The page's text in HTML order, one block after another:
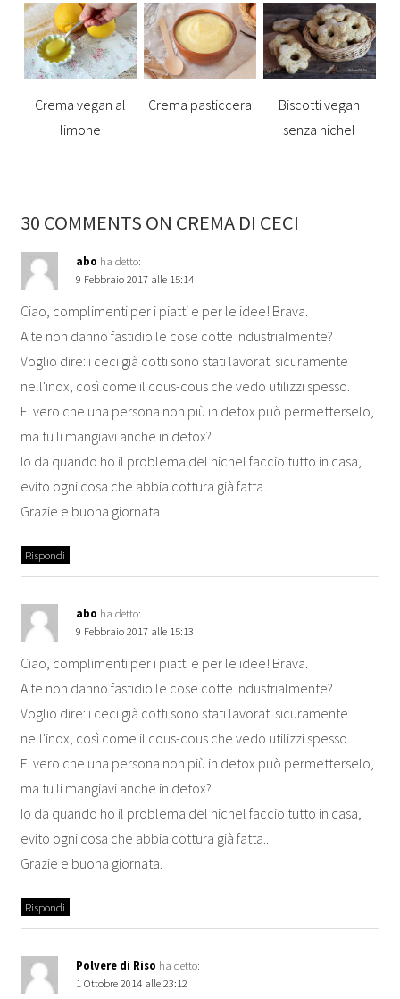
Crema vegan al
limone
Crema pasticcera
Biscotti vegan
senza nichel
30 COMMENTS ON CREMA DI CECI
abo ha detto:
9 Febbraio 2017 alle 15:14
Ciao, complimenti per i piatti e per le idee! Brava.
A te non danno fastidio le cose cotte industrialmente?
Voglio dire: i ceci già cotti sono stati lavorati sicuramente
nell'inox, così come il cous-cous che vedo utilizzi spesso.
E' vero che una persona non più in detox può permetterselo,
ma tu li mangiavi anche in detox?
Io da quando ho il problema del nichel faccio tutto in casa,
evito ogni cosa che abbia cottura già fatta..
Grazie e buona giornata.
Rispondi
abo ha detto:
9 Febbraio 2017 alle 15:13
Ciao, complimenti per i piatti e per le idee! Brava.
A te non danno fastidio le cose cotte industrialmente?
Voglio dire: i ceci già cotti sono stati lavorati sicuramente
nell'inox, così come il cous-cous che vedo utilizzi spesso.
E' vero che una persona non più in detox può permetterselo,
ma tu li mangiavi anche in detox?
Io da quando ho il problema del nichel faccio tutto in casa,
evito ogni cosa che abbia cottura già fatta..
Grazie e buona giornata.
Rispondi
Polvere di Riso ha detto:
1 Ottobre 2014 alle 23:12